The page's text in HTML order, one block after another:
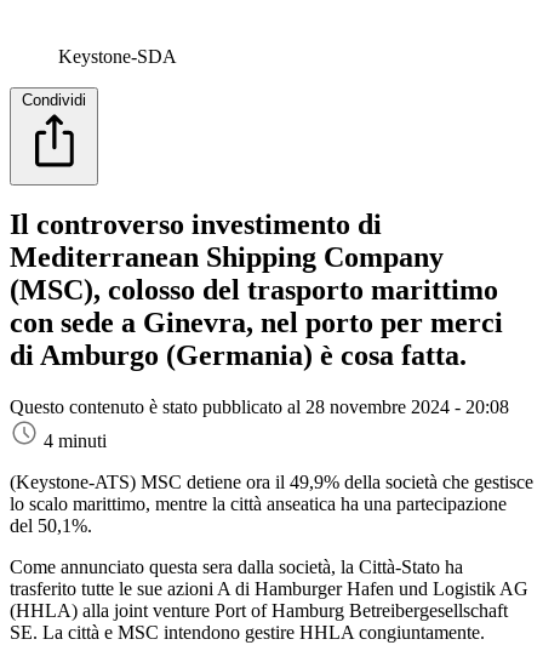
Keystone-SDA
Condividi
Il controverso investimento di
Mediterranean Shipping Company
(MSC), colosso del trasporto marittimo
con sede a Ginevra, nel porto per merci
di Amburgo (Germania) è cosa fatta.
Questo contenuto è stato pubblicato al 28 novembre 2024 - 20:08
4 minuti
(Keystone-ATS) MSC detiene ora il 49,9% della società che gestisce
lo scalo marittimo, mentre la città anseatica ha una partecipazione
del 50,1%.
Come annunciato questa sera dalla società, la Città-Stato ha
trasferito tutte le sue azioni A di Hamburger Hafen und Logistik AG
(HHLA) alla joint venture Port of Hamburg Betreibergesellschaft
SE. La città e MSC intendono gestire HHLA congiuntamente.